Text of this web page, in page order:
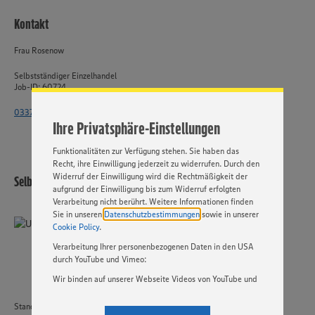
Ihre Privatsphäre-Einstellungen
ermöglichen. Wir verwenden Ihre Daten, um unsere
Inhalte anzubieten. Ihre Einwilligung in die Nutzung von
Cookies und anderer Technologien ist freiwillig und kann
„EINSTELLUNGEN ÄNDERN”. Bitte beachten Sie, dass auf
Basis Ihrer Einstellungen ggf. nicht mehr alle
Funktionalitäten zur Verfügung stehen. Sie haben das
Recht, ihre Einwilligung jederzeit zu widerrufen. Durch den
Widerruf der Einwilligung wird die Rechtmäßigkeit der
aufgrund der Einwilligung bis zum Widerruf erfolgten
Verarbeitung nicht berührt. Weitere Informationen finden
Sie in unseren Datenschutzbestimmungen sowie in unserer
Cookie Policy.
Verarbeitung Ihrer personenbezogenen Daten in den USA
durch YouTube und Vimeo:
Wir binden auf unserer Webseite Videos von YouTube und
Einstellungen bezüglich YouTube und Vimeo zu ändern,
Kontakt
Frau Rosenow
Selbstständiger Einzelhandel
Job-ID: 60724
033764 - 2515 4471
Selbstständiger Einzelhandel
Standort